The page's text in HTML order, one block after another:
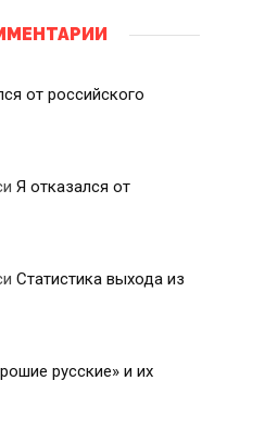
от российского
Я отказался от
Статистика выхода из
русские» и их